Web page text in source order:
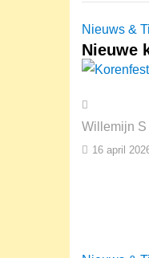
Nieuws &
Nieuwe
Willemijn S
16 april